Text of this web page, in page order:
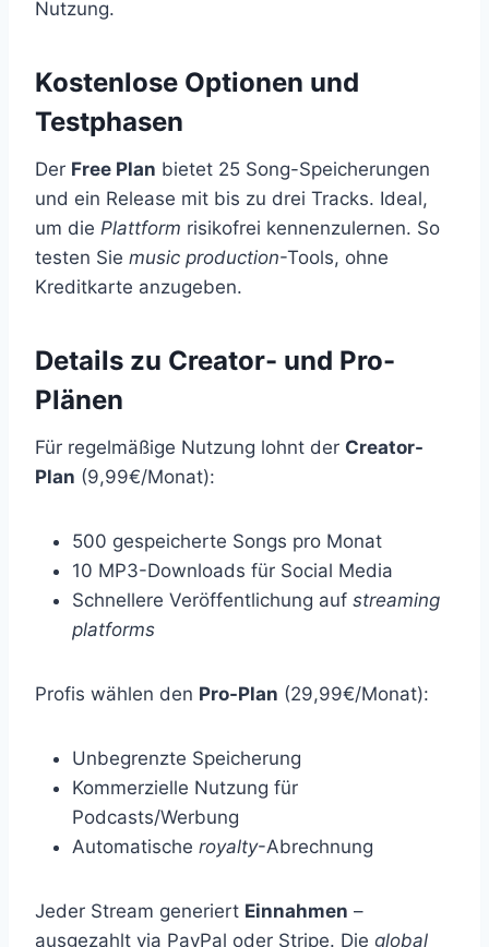
Nutzung.
Kostenlose Optionen und
Testphasen
Der Free Plan bietet 25 Song-Speicherungen
und ein Release mit bis zu drei Tracks. Ideal,
um die Plattform risikofrei kennenzulernen. So
testen Sie music production-Tools, ohne
Kreditkarte anzugeben.
Details zu Creator- und Pro-
Plänen
Für regelmäßige Nutzung lohnt der Creator-
Plan (9,99€/Monat):
500 gespeicherte Songs pro Monat
10 MP3-Downloads für Social Media
Schnellere Veröffentlichung auf streaming
platforms
Profis wählen den Pro-Plan (29,99€/Monat):
Unbegrenzte Speicherung
Kommerzielle Nutzung für
Podcasts/Werbung
Automatische royalty-Abrechnung
Jeder Stream generiert Einnahmen –
ausgezahlt via PayPal oder Stripe. Die global